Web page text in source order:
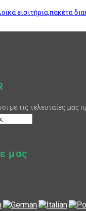
εισιτήρια,πακέτα
με τις τελευταίες μας
μας